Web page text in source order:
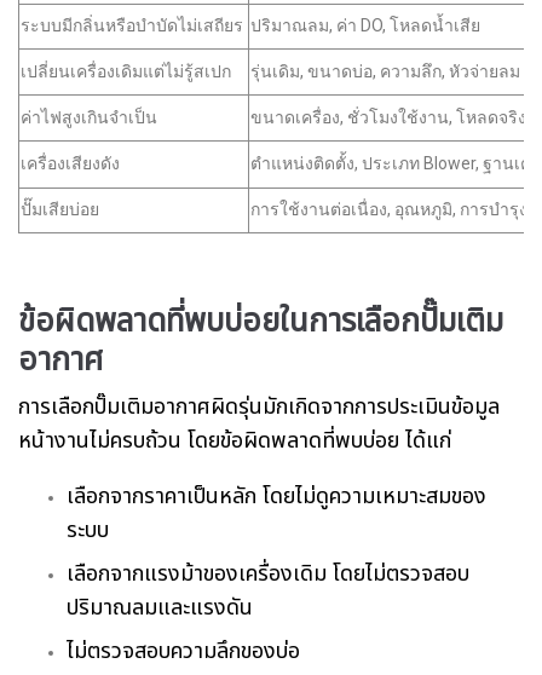
ระบบมีกลิ่นหรือบำบัดไม่เสถียร ปริมาณลม, ค่า DO, โหลดน้ำเสีย
เปลี่ยนเครื่องเดิมแต่ไม่รู้สเปก รุ่นเดิม, ขนาดบ่อ, ความลึก, หัวจ่ายลม
ค่าไฟสูงเกินจำเป็น ขนาดเครื่อง, ชั่วโมงใช้งาน, โหลดจริง
เครื่องเสียงดัง ตำแหน่งติดตั้ง, ประเภท Blower, ฐานเค
ปั๊มเสียบ่อย การใช้งานต่อเนื่อง, อุณหภูมิ, การบำรุงรั
ข้อผิดพลาดที่พบบ่อยในการเลือกปั๊มเติม
อากาศ
การเลือกปั๊มเติมอากาศผิดรุ่นมักเกิดจากการประเมินข้อมูล
หน้างานไม่ครบถ้วน โดยข้อผิดพลาดที่พบบ่อย ได้แก่
เลือกจากราคาเป็นหลัก โดยไม่ดูความเหมาะสมของ
ระบบ
เลือกจากแรงม้าของเครื่องเดิม โดยไม่ตรวจสอบ
ปริมาณลมและแรงดัน
ไม่ตรวจสอบความลึกของบ่อ